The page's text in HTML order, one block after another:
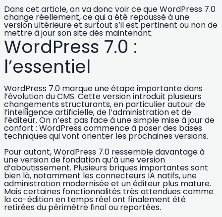
Dans cet article, on va donc voirce que WordPress 7.0
change réellement,ce qui a été repoussé à une
version ultérieureet surtout s’il est pertinent ou non de
mettre à jour son site dès maintenant.
WordPress 7.0 :
l’essentiel
WordPress 7.0 marque une étape importante dans
l’évolution du CMS. Cette version introduit plusieurs
changements structurants, en particulier autour de
l’intelligence artificielle, de l’administration et de
l’éditeur. On n’est pas face à une simple mise à jour de
confort : WordPress commence à poser des bases
techniques qui vont orienter les prochaines versions.
Pour autant,WordPress 7.0 ressemble davantage à
une version de fondation qu’à une version
d’aboutissement. Plusieurs briques importantes sont
bien là, notamment les connecteurs IA natifs, une
administration modernisée et un éditeur plus mature.
Mais certaines fonctionnalités très attendues comme
la co-édition en temps réel ont finalement été
retirées du périmètre final ou reportées.